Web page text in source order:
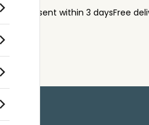
Order sent within 3 daysFree